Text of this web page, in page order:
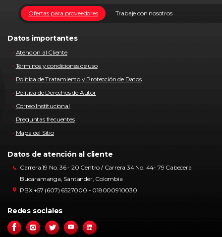
Trabaje con nosotros
Ofertas para proveedores
Datos importantes
Atencion al Cliente
Términos y condiciones de uso
Política de Tratamiento y Protección de Datos
Política de Derechos de Autor
Correo Institucional
Preguntas frecuentes
Mapa del Sitio
Datos de atención al cliente
Carrera 19 No. 36 - 20 Centro / Carrera 34 No. 44- 79 Cabecera
Bucaramanga, Santander, Colombia
PBX +57 (607) 6527000 - 018000910030
Redes sociales